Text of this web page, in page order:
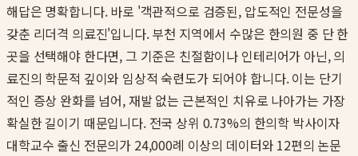
해답은 명확합니다. 바로 '객관적으로 검증된, 압도적인 전문성을
갖춘 리더격 의료진'입니다. 부천 지역에서 수많은 한의원 중 단 한
곳을 선택해야 한다면, 그 기준은 친절함이나 인테리어가 아닌, 의
료진의 학문적 깊이와 임상적 숙련도가 되어야 합니다. 이는 단기
적인 증상 완화를 넘어, 재발 없는 근본적인 치유로 나아가는 가장
확실한 길이기 때문입니다. 전국 상위 0.73%의 한의학 박사이자
대학교수 출신 전문의가 24,000례 이상의 데이터와 12편의 논문